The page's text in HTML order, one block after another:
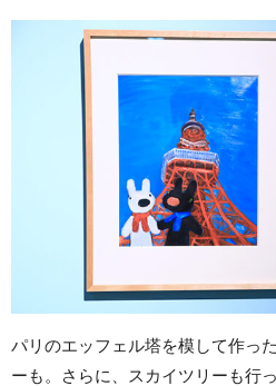
パリのエッフェル塔を模して作っ
ーも。さらに、スカイツリーも行